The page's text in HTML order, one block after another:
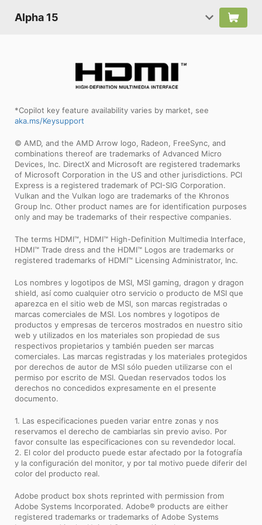
Alpha 15
*Copilot key feature availability varies by market, see
aka.ms/Keysupport
© AMD, and the AMD Arrow logo, Radeon, FreeSync, and
combinations thereof are trademarks of Advanced Micro
Devices, Inc. DirectX and Microsoft are registered trademarks
of Microsoft Corporation in the US and other jurisdictions. PCI
Express is a registered trademark of PCI-SIG Corporation.
Vulkan and the Vulkan logo are trademarks of the Khronos
Group Inc. Other product names are for identification purposes
only and may be trademarks of their respective companies.
The terms HDMI™, HDMI™ High-Definition Multimedia Interface,
HDMI™ Trade dress and the HDMI™ Logos are trademarks or
registered trademarks of HDMI™ Licensing Administrator, Inc.
Los nombres y logotipos de MSI, MSI gaming, dragon y dragon
shield, así como cualquier otro servicio o producto de MSI que
aparezca en el sitio web de MSI, son marcas registradas o
marcas comerciales de MSI. Los nombres y logotipos de
productos y empresas de terceros mostrados en nuestro sitio
web y utilizados en los materiales son propiedad de sus
respectivos propietarios y también pueden ser marcas
comerciales. Las marcas registradas y los materiales protegidos
por derechos de autor de MSI sólo pueden utilizarse con el
permiso por escrito de MSI. Quedan reservados todos los
derechos no concedidos expresamente en el presente
documento.
1. Las especificaciones pueden variar entre zonas y nos
reservamos el derecho de cambiarlas sin previo aviso. Por
favor consulte las especificaciones con su revendedor local.
2. El color del producto puede estar afectado por la fotografía
y la configuración del monitor, y por tal motivo puede diferir del
color del producto real.
Adobe product box shots reprinted with permission from
Adobe Systems Incorporated. Adobe® products are either
registered trademarks or trademarks of Adobe Systems